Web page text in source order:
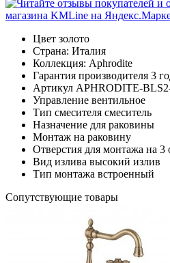
Цвет золото
Страна: Италия
Коллекция: Aphrodite
Гарантия производителя 3
Артикул APHRODITE-
Управление вентильное
Тип смесителя смеситель
Назначение для раковины
Монтаж на раковину
Отверстия для монтажа на 3
Вид излива высокий излив
Тип монтажа встроенный
Cопутствующие товары